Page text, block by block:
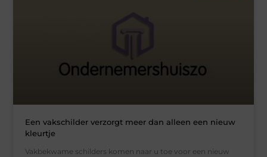
Een vakschilder verzorgt meer dan alleen een nieuw
kleurtje
Vakbekwame schilders komen naar u toe voor een nieuw